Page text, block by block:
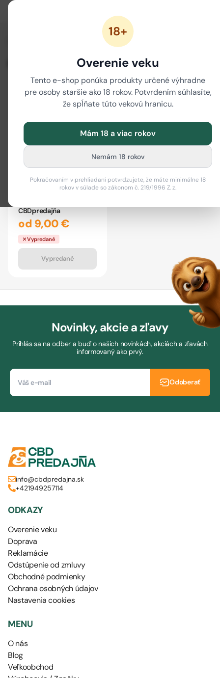
18+
Overenie veku
Tento e-shop ponúka produkty určené výhradne
pre osoby staršie ako 18 rokov. Potvrdením súhlasíte,
že spĺňate túto vekovú hranicu.
Mám 18 a viac rokov
Nemám 18 rokov
Pokračovaním v prehliadaní potvrdzujete, že máte minimálne 18
rokov v súlade so zákonom č. 219/1996 Z. z.
CBN kvety 3 g
CBN kvety 3 g
Filter
CBDpredajňa
od 9,00 €
Vypredané
Vypredané
Novinky, akcie a zľavy
Prihlás sa na odber a buď o našich novinkách, akciách a zľavách
informovaný ako prvý.
Odoberať
info@cbdpredajna.sk
+421949257114
ODKAZY
Overenie veku
Doprava
Reklamácie
Odstúpenie od zmluvy
Obchodné podmienky
Ochrana osobných údajov
Nastavenia cookies
MENU
O nás
Blog
Veľkoobchod